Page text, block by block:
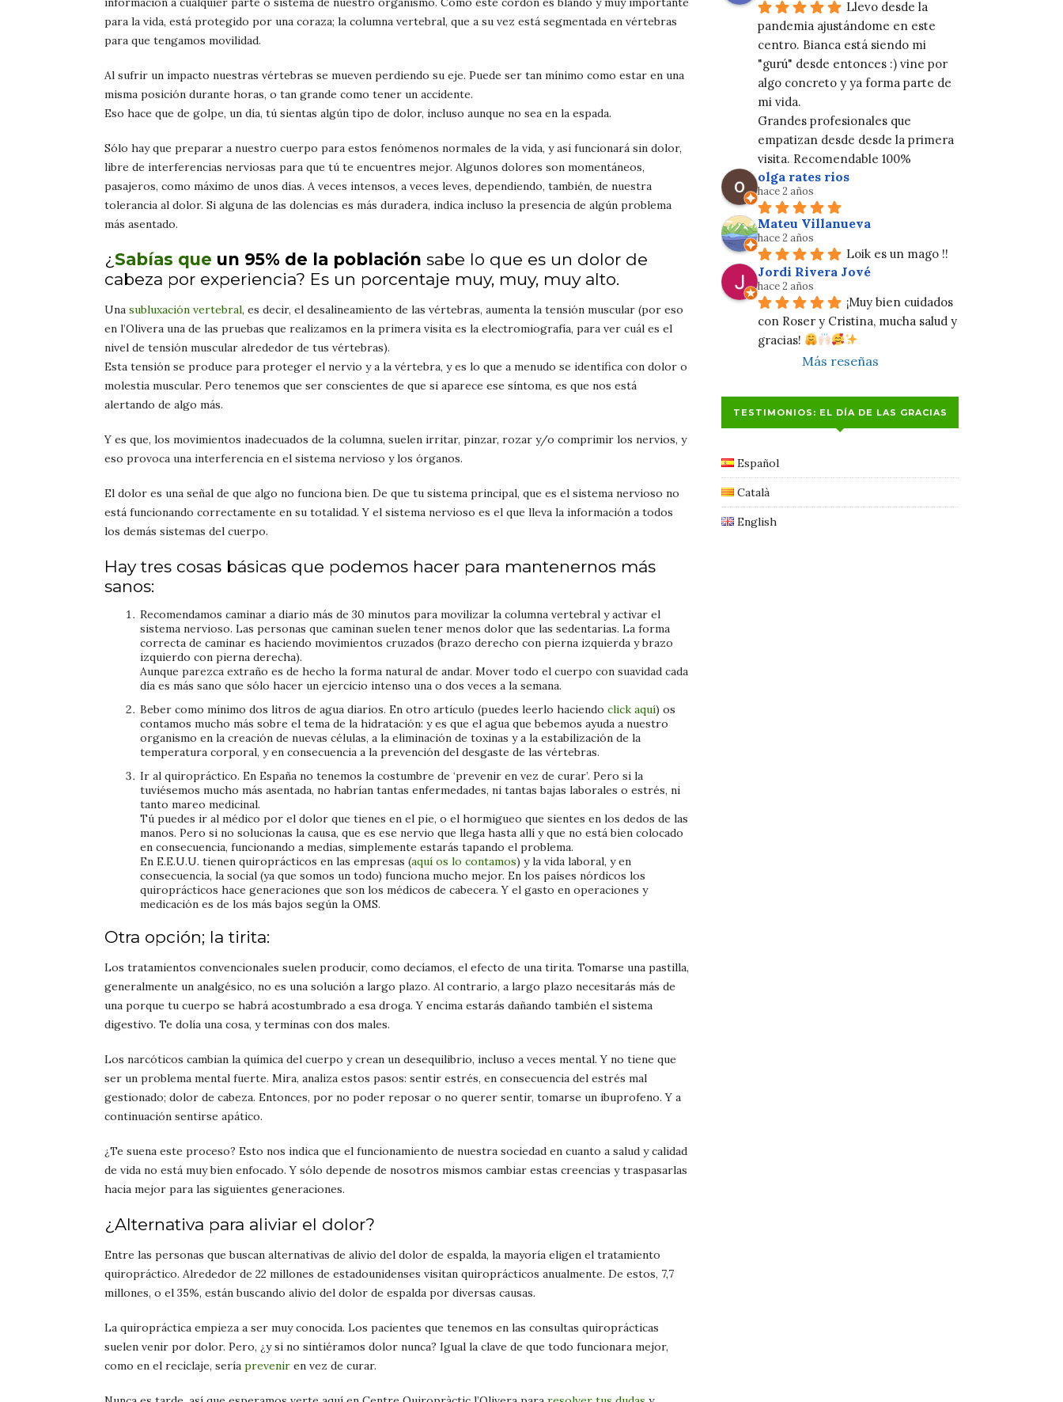
para la vida, está protegido por una coraza; la columna vertebral, que a su vez está segmentada en vértebras
para que tengamos movilidad.
Al sufrir un impacto nuestras vértebras se mueven perdiendo su eje. Puede ser tan mínimo como estar en una
misma posición durante horas, o tan grande como tener un accidente.
Eso hace que de golpe, un día, tú sientas algún tipo de dolor, incluso aunque no sea en la espada.
Sólo hay que preparar a nuestro cuerpo para estos fenómenos normales de la vida, y así funcionará sin dolor,
libre de interferencias nerviosas para que tú te encuentres mejor. Algunos dolores son momentáneos,
pasajeros, como máximo de unos días. A veces intensos, a veces leves, dependiendo, también, de nuestra
tolerancia al dolor. Si alguna de las dolencias es más duradera, indica incluso la presencia de algún problema
más asentado.
¿ Sabías que un 95% de la población sabe lo que es un dolor de
cabeza por experiencia? Es un porcentaje muy, muy, muy alto.
Una subluxación vertebral, es decir, el desalineamiento de las vértebras, aumenta la tensión muscular (por eso
en l’Olivera una de las pruebas que realizamos en la primera visita es la electromiografía, para ver cuál es el
nivel de tensión muscular alrededor de tus vértebras).
Esta tensión se produce para proteger el nervio y a la vértebra, y es lo que a menudo se identifica con dolor o
molestia muscular. Pero tenemos que ser conscientes de que si aparece ese síntoma, es que nos está
alertando de algo más.
Y es que, los movimientos inadecuados de la columna, suelen irritar, pinzar, rozar y/o comprimir los nervios, y
eso provoca una interferencia en el sistema nervioso y los órganos.
El dolor es una señal de que algo no funciona bien. De que tu sistema principal, que es el sistema nervioso no
está funcionando correctamente en su totalidad. Y el sistema nervioso es el que lleva la información a todos
los demás sistemas del cuerpo.
Hay tres cosas básicas que podemos hacer para mantenernos más
sanos:
Recomendamos caminar a diario más de 30 minutos para movilizar la columna vertebral y activar el
sistema nervioso. Las personas que caminan suelen tener menos dolor que las sedentarias. La forma
correcta de caminar es haciendo movimientos cruzados (brazo derecho con pierna izquierda y brazo
izquierdo con pierna derecha).
Aunque parezca extraño es de hecho la forma natural de andar. Mover todo el cuerpo con suavidad cada
día es más sano que sólo hacer un ejercicio intenso una o dos veces a la semana.
Beber como mínimo dos litros de agua diarios. En otro artículo (puedes leerlo haciendo click aquí) os
contamos mucho más sobre el tema de la hidratación: y es que el agua que bebemos ayuda a nuestro
organismo en la creación de nuevas células, a la eliminación de toxinas y a la estabilización de la
temperatura corporal, y en consecuencia a la prevención del desgaste de las vértebras.
Ir al quiropráctico. En España no tenemos la costumbre de ‘prevenir en vez de curar’. Pero si la
tuviésemos mucho más asentada, no habrían tantas enfermedades, ni tantas bajas laborales o estrés, ni
tanto mareo medicinal.
Tú puedes ir al médico por el dolor que tienes en el pie, o el hormigueo que sientes en los dedos de las
manos. Pero si no solucionas la causa, que es ese nervio que llega hasta allí y que no está bien colocado
en consecuencia, funcionando a medias, simplemente estarás tapando el problema.
En E.E.U.U. tienen quiroprácticos en las empresas (aquí os lo contamos) y la vida laboral, y en
consecuencia, la social (ya que somos un todo) funciona mucho mejor. En los países nórdicos los
quiroprácticos hace generaciones que son los médicos de cabecera. Y el gasto en operaciones y
medicación es de los más bajos según la OMS.
Otra opción; la tirita:
Los tratamientos convencionales suelen producir, como decíamos, el efecto de una tirita. Tomarse una pastilla,
generalmente un analgésico, no es una solución a largo plazo. Al contrario, a largo plazo necesitarás más de
una porque tu cuerpo se habrá acostumbrado a esa droga. Y encima estarás dañando también el sistema
digestivo. Te dolía una cosa, y terminas con dos males.
Los narcóticos cambian la química del cuerpo y crean un desequilibrio, incluso a veces mental. Y no tiene que
ser un problema mental fuerte. Mira, analiza estos pasos: sentir estrés, en consecuencia del estrés mal
gestionado; dolor de cabeza. Entonces, por no poder reposar o no querer sentir, tomarse un ibuprofeno. Y a
continuación sentirse apático.
¿Te suena este proceso? Esto nos indica que el funcionamiento de nuestra sociedad en cuanto a salud y calidad
de vida no está muy bien enfocado. Y sólo depende de nosotros mismos cambiar estas creencias y traspasarlas
hacia mejor para las siguientes generaciones.
¿Alternativa para aliviar el dolor?
Entre las personas que buscan alternativas de alivio del dolor de espalda, la mayoría eligen el tratamiento
quiropráctico. Alrededor de 22 millones de estadounidenses visitan quiroprácticos anualmente. De estos, 7,7
millones, o el 35%, están buscando alivio del dolor de espalda por diversas causas.
La quiropráctica empieza a ser muy conocida. Los pacientes que tenemos en las consultas quiroprácticas
suelen venir por dolor. Pero, ¿y si no sintiéramos dolor nunca? Igual la clave de que todo funcionara mejor,
como en el reciclaje, sería prevenir en vez de curar.
Llevo desde la
pandemia ajustándome en este
centro. Bianca está siendo mi
"gurú" desde entonces :) vine por
algo concreto y ya forma parte de
mi vida.
Grandes profesionales que
empatizan desde desde la primera
visita. Recomendable 100%
olga rates rios
hace 2 años
Mateu Villanueva
hace 2 años
Loik es un mago !!
Jordi Rivera Jové
hace 2 años
¡Muy bien cuidados
con Roser y Cristina, mucha salud y
gracias!
Más reseñas
TESTIMONIOS: EL DÍA DE LAS GRACIAS
Español
Català
English